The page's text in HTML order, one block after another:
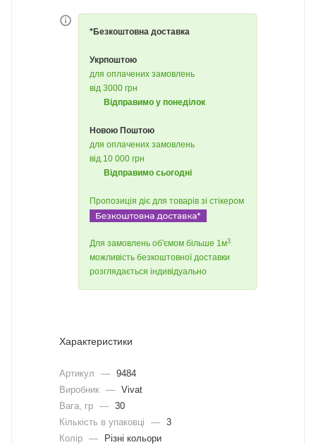
*Безкоштовна доставка
Укрпоштою
для оплачених замовлень
від 3000 грн
Відправимо у понеділок
Новою Поштою
для оплачених замовлень
від 10 000 грн
Відправимо сьогодні
Пропозиція діє для товарів зі стікером
Для замовлень об'ємом більше 1м3
можливість безкоштовної доставки
розглядається індивідуально
Характеристики
Артикул — 9484
Виробник — Vivat
Вага, гр — 30
Кількість в упаковці
— 3
Колір —
Різні кольори